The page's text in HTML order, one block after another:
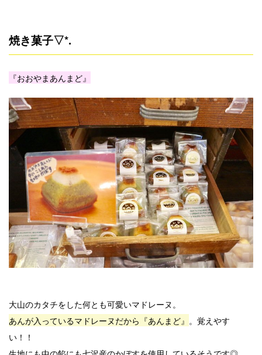
焼き菓子▽*.
『おおやまあんまど』
大山のカタチをした何とも可愛いマドレーヌ。
あんが入っているマドレーヌだから『あんまど』 。覚えやす
い！！